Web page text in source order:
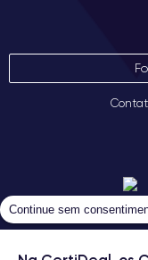
Continue sem